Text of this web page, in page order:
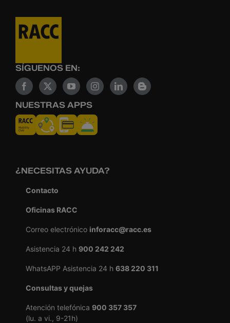
SÍGUENOS EN:
NUESTRAS APPS
¿NECESITAS AYUDA?
Contacto
Oficinas RACC
Correo electrónico inforacc@racc.es
Asistencia 24 h 900 242 242
WhatsAPP Asistencia 24 h 638 220 311
Consultas y quejas
Atención telefónica 900 357 357
(lu. a vi., 9-21h)